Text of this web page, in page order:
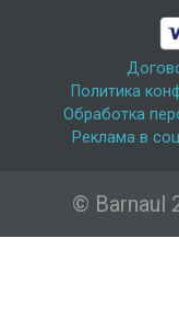
Политика
Обработка
Реклама в
© Barnaul